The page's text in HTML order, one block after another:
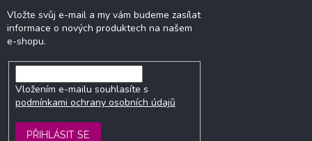
Vložte svůj e-mail a my vám budeme zasílat
informace o nových produktech na našem
e-shopu.
Vložením e-mailu souhlasíte s
podmínkami ochrany osobních údajů
PŘIHLÁSIT SE